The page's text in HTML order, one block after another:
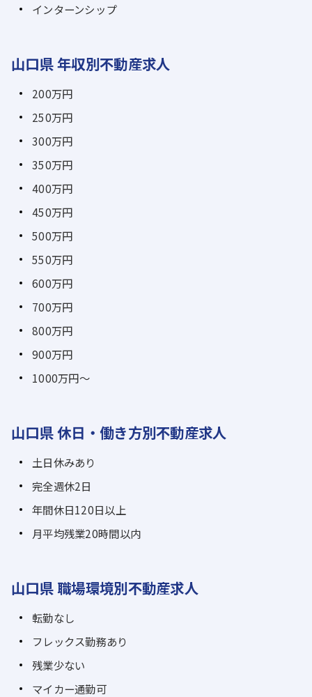
インターンシップ
山口県 年収別不動産求人
200万円
250万円
300万円
350万円
400万円
450万円
500万円
550万円
600万円
700万円
800万円
900万円
1000万円～
山口県 休日・働き方別不動産求人
土日休みあり
完全週休2日
年間休日120日以上
月平均残業20時間以内
山口県 職場環境別不動産求人
転勤なし
フレックス勤務あり
残業少ない
マイカー通勤可